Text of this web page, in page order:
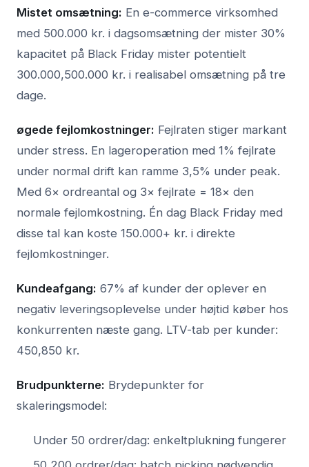
Mistet omsætning: En e-commerce virksomhed
med 500.000 kr. i dagsomsætning der mister 30%
kapacitet på Black Friday mister potentielt
300.000,500.000 kr. i realisabel omsætning på tre
dage.
øgede fejlomkostninger: Fejlraten stiger markant
under stress. En lageroperation med 1% fejlrate
under normal drift kan ramme 3,5% under peak.
Med 6× ordreantal og 3× fejlrate = 18× den
normale fejlomkostning. Én dag Black Friday med
disse tal kan koste 150.000+ kr. i direkte
fejlomkostninger.
Kundeafgang: 67% af kunder der oplever en
negativ leveringsoplevelse under højtid køber hos
konkurrenten næste gang. LTV-tab per kunder:
450,850 kr.
Brudpunkterne: Brydepunkter for
skaleringsmodel:
Under 50 ordrer/dag: enkeltplukning fungerer